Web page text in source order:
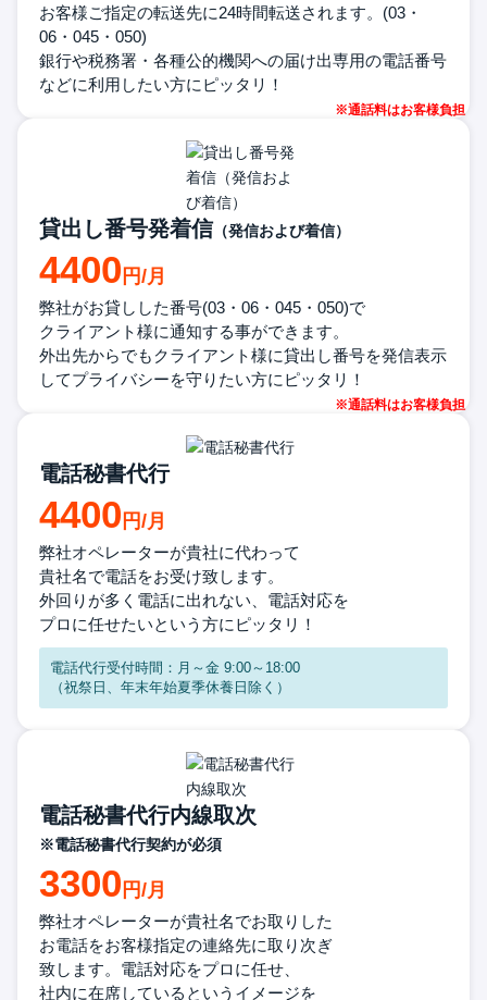
お客様ご指定の転送先に24時間転送されます。 (03・
06・045・050)
銀行や税務署・各種公的機関への届け出専用の電話番号
などに利用 したい方にピッタリ！
貸出し番号発着信 （発信および着信）
4400
弊社がお貸しした番号(03・06・045・050)で
クライアント様に通知する事ができます。
外出先からでもクライアント様に貸出し番号を発信表示
してプライバシーを守りたい方に ピッタリ！
電話秘書代行
4400
弊社オペレーターが貴社に代わって
貴社名で電話をお受け致します。
外回りが多く電話に出れない、 電話対応を
プロに任せたいという方に ピッタリ！
電話代行受付時間：月～金 9:00～18:00
（祝祭日、年末年始夏季休養日除く）
電話秘書代行内線取次
※電話秘書代行契約が必須
3300
弊社オペレーターが貴社名でお取りした
お電話をお客様指定の連絡先に取り次ぎ
致します。 電話対応をプロに任せ、
社内に在席しているというイメージを